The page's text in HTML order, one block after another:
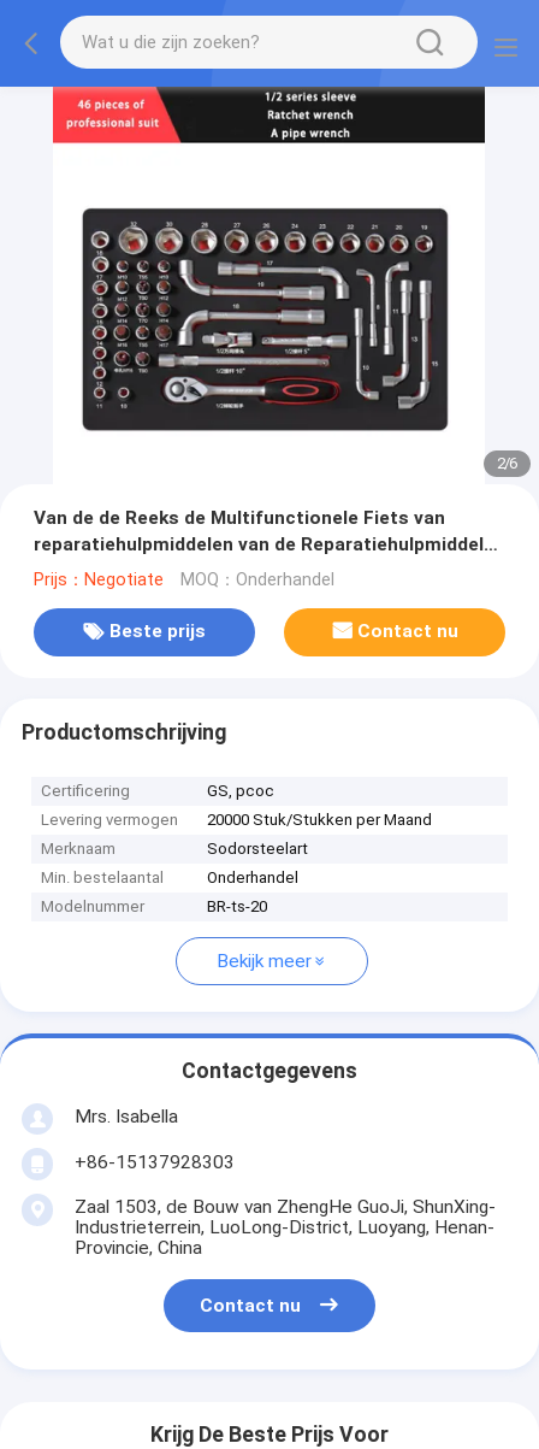
2/6
Van de de Reeks de Multifunctionele Fiets van
reparatiehulpmiddelen van de Reparatiehulpmiddelen
Reeks van Kit Plier Screwdriver Hand Tool
Prijs：Negotiate MOQ：Onderhandel
Beste prijs Contact nu
Productomschrijving
Certificering
GS, pcoc
Levering vermogen
20000 Stuk/Stukken per Maand
Merknaam
Sodorsteelart
Min. bestelaantal
Onderhandel
Modelnummer
BR-ts-20
Bekijk meer
Contactgegevens
Mrs. Isabella
+86-15137928303
Zaal 1503, de Bouw van ZhengHe GuoJi, ShunXing-
Industrieterrein, LuoLong-District, Luoyang, Henan-
Provincie, China
Contact nu
Krijg De Beste Prijs Voor